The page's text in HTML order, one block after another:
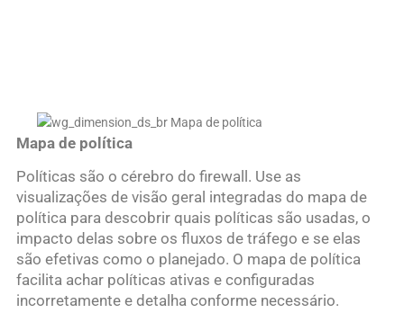
Mapa de política
Políticas são o cérebro do firewall. Use as
visualizações de visão geral integradas do mapa de
política para descobrir quais políticas são usadas, o
impacto delas sobre os fluxos de tráfego e se elas
são efetivas como o planejado. O mapa de política
facilita achar políticas ativas e configuradas
incorretamente e detalha conforme necessário.